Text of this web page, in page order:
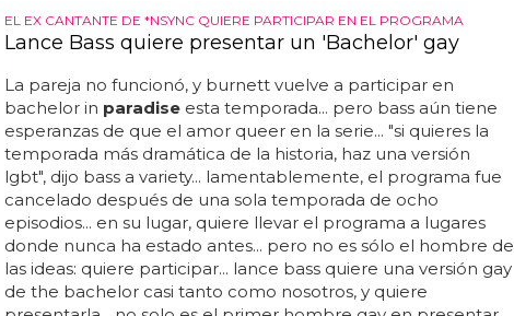
EL EX CANTANTE DE *NSYNC QUIERE PARTICIPAR EN EL PROGRAMA
Lance Bass quiere presentar un 'Bachelor' gay
La pareja no funcionó, y burnett vuelve a participar en
bachelor in paradiseesta temporada... pero bass aún tiene
esperanzas de que el amor queer en la serie... "si quieres la
temporada más dramática de la historia, haz una versión
lgbt", dijo bass a variety... lamentablemente, el programa fue
cancelado después de una sola temporada de ocho
episodios... en su lugar, quiere llevar el programa a lugares
donde nunca ha estado antes... pero no es sólo el hombre de
las ideas: quiere participar... lance bass quiere una versión gay
de the bachelor casi tanto como nosotros, y quiere